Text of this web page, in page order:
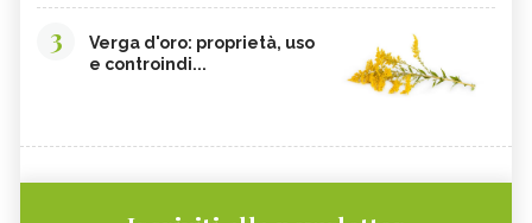
3
Verga d'oro: proprietà, uso
e controindi...